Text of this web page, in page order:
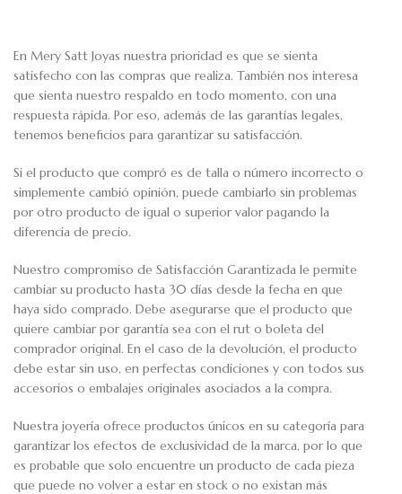
En Mery Satt Joyas nuestra prioridad es que se sienta
satisfecho con las compras que realiza. También nos interesa
que sienta nuestro respaldo en todo momento, con una
respuesta rápida. Por eso, además de las garantías legales,
tenemos beneficios para garantizar su satisfacción.
Si el producto que compró es de talla o número incorrecto o
simplemente cambió opinión, puede cambiarlo sin problemas
por otro producto de igual o superior valor pagando la
diferencia de precio.
Nuestro compromiso de Satisfacción Garantizada le permite
cambiar su producto hasta 30 días desde la fecha en que
haya sido comprado. Debe asegurarse que el producto que
quiere cambiar por garantía sea con el rut o boleta del
comprador original. En el caso de la devolución, el producto
debe estar sin uso, en perfectas condiciones y con todos sus
accesorios o embalajes originales asociados a la compra.
Nuestra joyería ofrece productos únicos en su categoría para
garantizar los efectos de exclusividad de la marca, por lo que
es probable que solo encuentre un producto de cada pieza
que puede no volver a estar en stock o no existan más